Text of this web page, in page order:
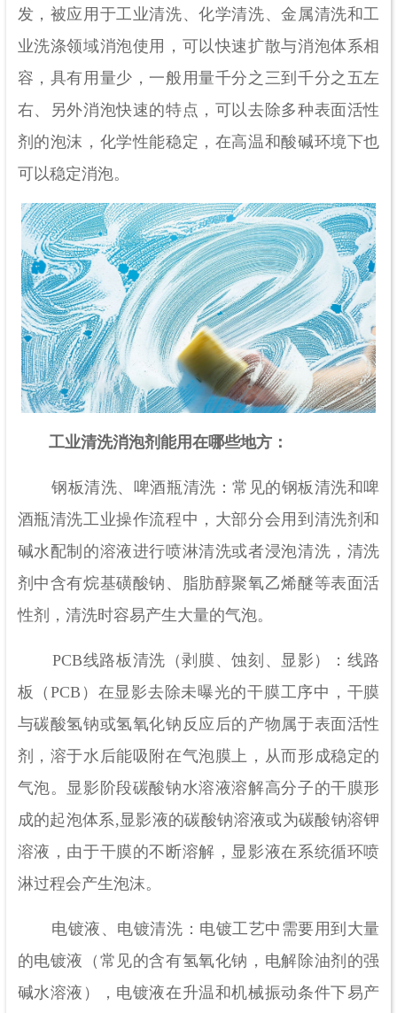
发，被应用于工业清洗、化学清洗、金属清洗和工
业洗涤领域消泡使用，可以快速扩散与消泡体系相
容，具有用量少，一般用量千分之三到千分之五左
右、另外消泡快速的特点，可以去除多种表面活性
剂的泡沫，化学性能稳定，在高温和酸碱环境下也
可以稳定消泡。
工业清洗消泡剂能用在哪些地方：
钢板清洗、啤酒瓶清洗：常见的钢板清洗和啤
酒瓶清洗工业操作流程中，大部分会用到清洗剂和
碱水配制的溶液进行喷淋清洗或者浸泡清洗，清洗
剂中含有烷基磺酸钠、脂肪醇聚氧乙烯醚等表面活
性剂，清洗时容易产生大量的气泡。
PCB线路板清洗（剥膜、蚀刻、显影）：线路
板（PCB）在显影去除未曝光的干膜工序中，干膜
与碳酸氢钠或氢氧化钠反应后的产物属于表面活性
剂，溶于水后能吸附在气泡膜上，从而形成稳定的
气泡。显影阶段碳酸钠水溶液溶解高分子的干膜形
成的起泡体系,显影液的碳酸钠溶液或为碳酸钠溶钾
溶液，由于干膜的不断溶解，显影液在系统循环喷
淋过程会产生泡沫。
电镀液、电镀清洗：电镀工艺中需要用到大量
的电镀液（常见的含有氢氧化钠，电解除油剂的强
碱水溶液），电镀液在升温和机械振动条件下易产